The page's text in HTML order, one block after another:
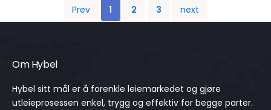
Prev 1 2 3 next
Om Hybel
Hybel sitt mål er å forenkle leiemarkedet og gjøre
utleieprosessen enkel, trygg og effektiv for begge parter.